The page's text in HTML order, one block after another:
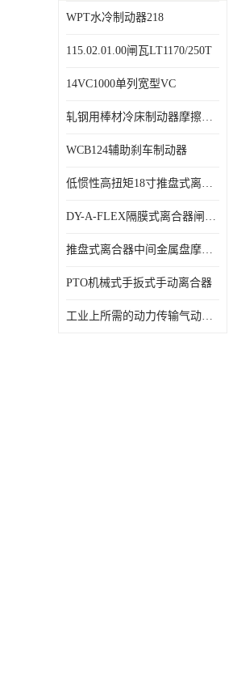
WPT水冷制动器218
115.02.01.00闸瓦LT1170/250T
14VC1000单列宽型VC
轧钢用棒材冷床制动器摩擦片218
WCB124辅助刹车制动器
低惯性高扭矩18寸推盘式离合器中心盘齿盘W18-11-101
DY-A-FLEX隔膜式离合器闸瓦总成7015125A
推盘式离合器中间金属盘摩擦盘18寸
PTO机械式手扳式手动离合器
工业上所需的动力传输气动离合器WCB424